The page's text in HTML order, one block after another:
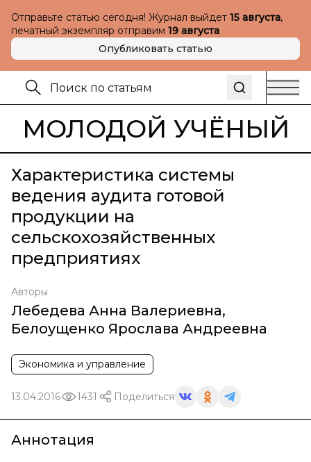
Отправьте статью сегодня! Журнал выйдет 15 августа,
печатный экземпляр отправим 19 августа
Опубликовать статью
МОЛОДОЙ УЧЁНЫЙ
Характеристика системы
ведения аудита готовой
продукции на
сельскохозяйственных
предприятиях
Авторы
Лебедева Анна Валериевна,
Белоущенко Ярослава Андреевна
Экономика и управление
13.04.2016 1431 Поделиться
Аннотация